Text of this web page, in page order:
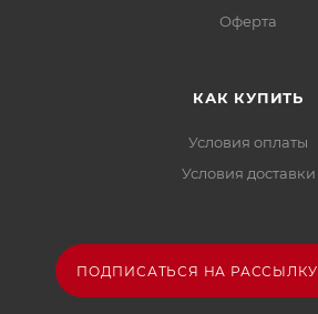
Офертa
КАК КУПИТЬ
Условия оплаты
Условия доставки
ПОДПИСАТЬСЯ НА РАССЫЛКУ